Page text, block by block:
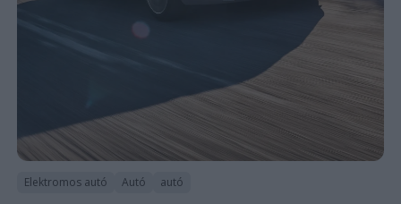
Elektromos autó Autó autó